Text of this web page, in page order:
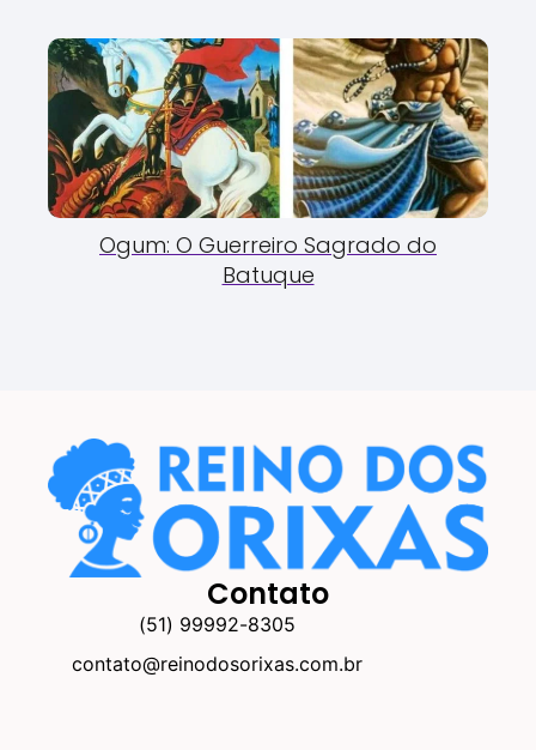
Ogum: O Guerreiro Sagrado do
Batuque
Contato
(51) 99992-8305
contato@reinodosorixas.com.br